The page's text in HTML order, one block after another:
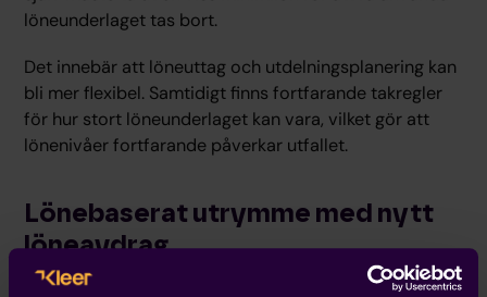
löneunderlaget tas bort.
Det innebär att löneuttag och utdelningsplanering kan
bli mer flexibel. Samtidigt finns fortfarande takregler
för hur stort löneunderlaget kan vara, vilket gör att
lönenivåer fortfarande påverkar utfallet.
Lönebaserat utrymme med nytt
löneavdrag
Utöver grundbeloppet kan gränsbelopp fortfarande